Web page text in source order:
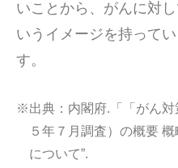
いことから、がんに対
いうイメージを持って
す。
※出典： 内閣府.「「がん
５年７月調査）の概要
について”.